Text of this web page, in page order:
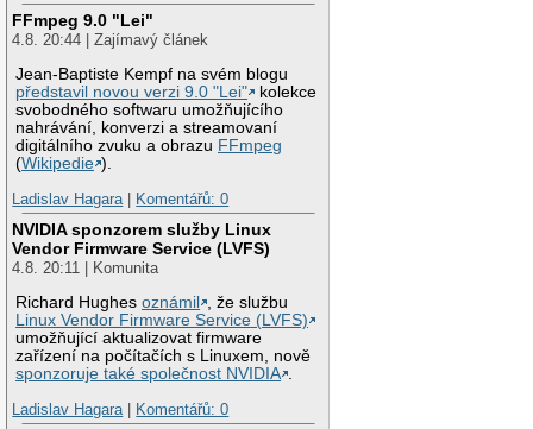
FFmpeg 9.0 "Lei"
4.8. 20:44 | Zajímavý článek
Jean-Baptiste Kempf na svém blogu
představil novou verzi 9.0 "Lei"
kolekce
svobodného softwaru umožňujícího
nahrávání, konverzi a streamovaní
digitálního zvuku a obrazu FFmpeg
(Wikipedie ).
Ladislav Hagara
Komentářů: 0
NVIDIA sponzorem služby Linux
Vendor Firmware Service (LVFS)
4.8. 20:11 | Komunita
Richard Hughesoznámil
, že službu
Linux Vendor Firmware Service (LVFS)
umožňující aktualizovat firmware
zařízení na počítačích s Linuxem, nově
sponzoruje také společnost NVIDIA .
Ladislav Hagara | Komentářů: 0